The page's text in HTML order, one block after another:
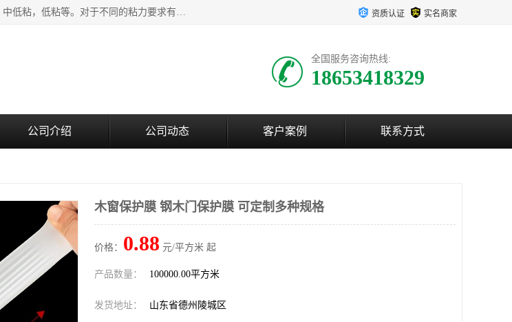
该类保护膜有复合，透明、奶白、蓝色、黑白等膜型。特高粘，高粘，中高粘，中粘，中低粘，低粘等。对于不同的粘力要求有相应的产品相适配。无胶渍残留污染。在较宽的收卷幅度下平整无皱纹，收卷长度大，利于机械化及自动化施工粘贴。为您的产品提供的表面保护解决方案。 产品广泛适用于：铝材、不锈钢、金属、塑料、电子、家电、家具、玻璃、化工材料、装饰材料等。 资质认证 实名商家
全国服务咨询热线:
18653418329
公司介绍 公司动态 客户案例 联系方式
木窗保护膜 钢木门保护膜 可定制多种规格
价格： 0.88 元/平方米 起
产品数量： 100000.00平方米
发货地址： 山东省德州陵城区